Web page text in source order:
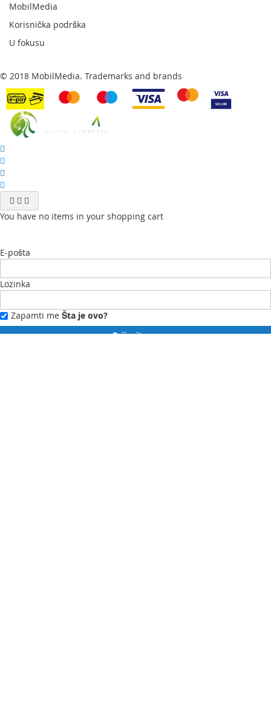
MobilMedia
Korisnička podrška
U fokusu
© 2018 MobilMedia. Trademarks and brands
You have no items in your shopping cart
E-pošta
Lozinka
Zapamti me Šta je ovo?
Prijavite se